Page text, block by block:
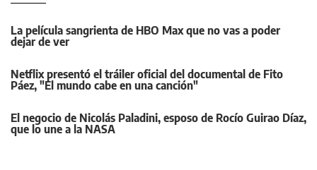
La película sangrienta de HBO Max que no vas a poder
dejar de ver
Netflix presentó el tráiler oficial del documental de Fito
Páez, "El mundo cabe en una canción"
El negocio de Nicolás Paladini, esposo de Rocío Guirao Díaz,
que lo une a la NASA